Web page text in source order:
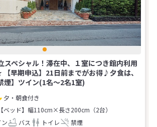
ペシャル！滞在中、１室につき館内利用
早期申込】21日前までがお得♪夕食は、
】ツイン(1名～2名1室)
夕・朝食付き
【ベッド】幅110cm×長さ200cm（2台）
バス トイレ 禁煙